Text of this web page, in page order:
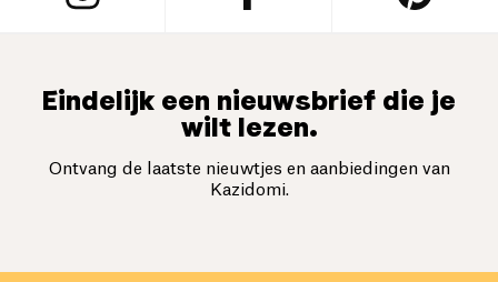
Eindelijk een nieuwsbrief die je
wilt lezen.
Ontvang de laatste nieuwtjes en aanbiedingen van
Kazidomi.